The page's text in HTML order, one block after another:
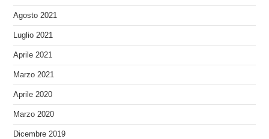
Agosto 2021
Luglio 2021
Aprile 2021
Marzo 2021
Aprile 2020
Marzo 2020
Dicembre 2019